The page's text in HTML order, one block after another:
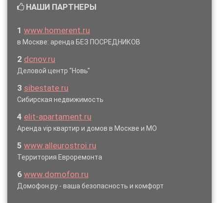
НАШИ ПАРТНЕРЫ
1 www.homerent.ru
в Москве: аренда БЕЗ ПОСРЕДНИКОВ
2 dcnov.ru
Деловой центр "Новь"
3 sibestate.ru
Сибирская недвижимость
4 elit-apartament.ru
Аренда vip квартир и домов в Москве и МО
5 www.alleurostroi.ru
Территория Евроремонта
6 www.domofon.ru
Домофон.ру - ваша безопасность и комфорт